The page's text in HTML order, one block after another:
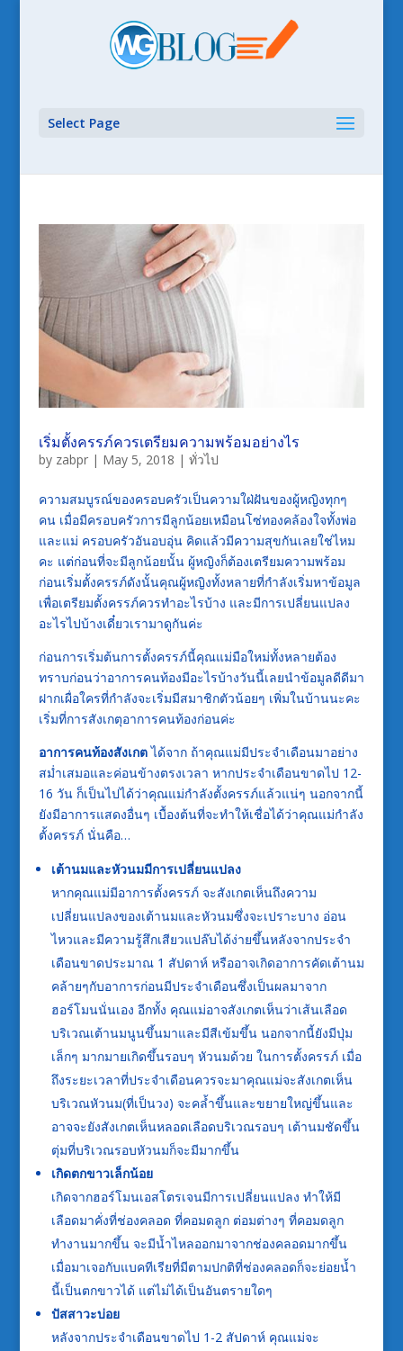
Select Page
เริ่มตั้งครรภ์ควรเตรียมความพร้อมอย่างไร
by zabpr| May 5, 2018 | ทั่วไป
ความสมบูรณ์ของครอบครัวเป็นความใฝ่ฝันของผู้หญิงทุกๆ
คน เมื่อมีครอบครัวการมีลูกน้อยเหมือนโซ่ทองคล้องใจทั้งพ่อ
และแม่ ครอบครัวอันอบอุ่น คิดแล้วมีความสุขกันเลยใช่ไหม
คะ แต่ก่อนที่จะมีลูกน้อยนั้น ผู้หญิงก็ต้องเตรียมความพร้อม
ก่อนเริ่มตั้งครรภ์ดังนั้นคุณผู้หญิงทั้งหลายที่กำลังเริ่มหาข้อมูล
เพื่อเตรียมตั้งครรภ์ควรทำอะไรบ้าง และมีการเปลี่ยนแปลง
อะไรไปบ้างเดี๋ยวเรามาดูกันค่ะ
ก่อนการเริ่มต้นการตั้งครรภ์นี้คุณแม่มือใหม่ทั้งหลายต้อง
ทราบก่อนว่าอาการคนท้องมีอะไรบ้างวันนี้เลยนำข้อมูลดีดีมา
ฝากเผื่อใครที่กำลังจะเริ่มมีสมาชิกตัวน้อยๆ เพิ่มในบ้านนะคะ
เริ่มที่การสังเกตุอาการคนท้องก่อนค่ะ
อาการคนท้องสังเกตได้จาก ถ้าคุณแม่มีประจำเดือนมาอย่าง
สม่ำเสมอและค่อนข้างตรงเวลา หากประจำเดือนขาดไป 12-
16 วัน ก็เป็นไปได้ว่าคุณแม่กำลังตั้งครรภ์แล้วแน่ๆ นอกจากนี้
ยังมีอาการแสดงอื่นๆ เบื้องต้นที่จะทำให้เชื่อได้ว่าคุณแม่กำลัง
ตั้งครรภ์ นั่นคือ…
เต้านมและหัวนมมีการเปลี่ยนแปลง
หากคุณแม่มีอาการตั้งครรภ์ จะสังเกตเห็นถึงความ
เปลี่ยนแปลงของเต้านมและหัวนมซึ่งจะเปราะบาง อ่อน
ไหวและมีความรู้สึกเสียวแปล๊บได้ง่ายขึ้นหลังจากประจำ
เดือนขาดประมาณ 1 สัปดาห์ หรืออาจเกิดอาการคัดเต้านม
คล้ายๆกับอาการก่อนมีประจำเดือนซึ่งเป็นผลมาจาก
ฮอร์โมนนั่นเอง อีกทั้ง คุณแม่อาจสังเกตเห็นว่าเส้นเลือด
บริเวณเต้านมนูนขึ้นมาและมีสีเข้มขึ้น นอกจากนี้ยังมีปุ่ม
เล็กๆ มากมายเกิดขึ้นรอบๆ หัวนมด้วย ในการตั้งครรภ์ เมื่อ
ถึงระยะเวลาที่ประจำเดือนควรจะมาคุณแม่จะสังเกตเห็น
บริเวณหัวนม(ที่เป็นวง) จะคล้ำขึ้นและขยายใหญ่ขึ้นและ
อาจจะยังสังเกตเห็นหลอดเลือดบริเวณรอบๆ เต้านมชัดขึ้น
ตุ่มที่บริเวณรอบหัวนมก็จะมีมากขึ้น
เกิดตกขาวเล็กน้อย
เกิดจากฮอร์โมนเอสโตรเจนมีการเปลี่ยนแปลง ทำให้มี
เลือดมาคั่งที่ช่องคลอด ที่คอมดลูก ต่อมต่างๆ ที่คอมดลูก
ทำงานมากขึ้น จะมีน้ำไหลออกมาจากช่องคลอดมากขึ้น
เมื่อมาเจอกับแบคทีเรียที่มีตามปกติที่ช่องคลอดก็จะย่อยน้ำ
นี้เป็นตกขาวได้ แต่ไม่ได้เป็นอันตรายใดๆ
ปัสสาวะบ่อย
หลังจากประจำเดือนขาดไป 1-2 สัปดาห์ คุณแม่จะ